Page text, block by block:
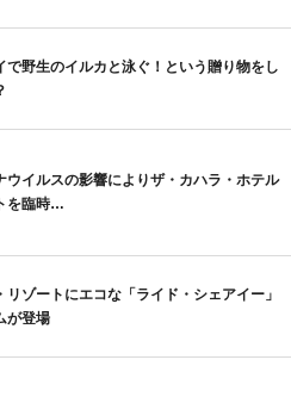
で野生のイルカと泳ぐ！という贈り物をし
ウイルスの影響によりザ・カハラ・ホテル
を臨時…
リゾートにエコな「ライド・シェアイー」
が登場